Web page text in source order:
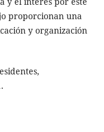
proporcionan una
y organización